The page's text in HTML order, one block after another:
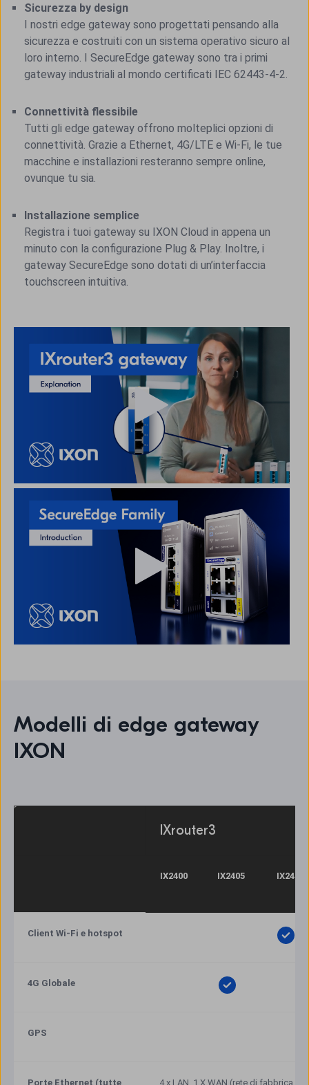
Sicurezza by design
I nostri edge gateway sono progettati pensando alla
sicurezza e costruiti con un sistema operativo sicuro al
loro interno. I SecureEdge gateway sono tra i primi
gateway industriali al mondo certificati IEC 62443-4-2.
Connettività flessibile
Tutti gli edge gateway offrono molteplici opzioni di
connettività. Grazie a Ethernet, 4G/LTE e Wi-Fi, le tue
macchine e installazioni resteranno sempre online,
ovunque tu sia.
Installazione semplice
Registra i tuoi gateway su IXON Cloud in appena un
minuto con la configurazione Plug & Play. Inoltre, i
gateway SecureEdge sono dotati di un’interfaccia
touchscreen intuitiva.
Modelli di edge gateway
IXON
IXrouter3
IX2400 IX2405 IX2410
Client Wi-Fi e hotspot
4G Globale
GPS
Porte Ethernet (tutte 4 x LAN, 1 X WAN (rete di fabbrica /